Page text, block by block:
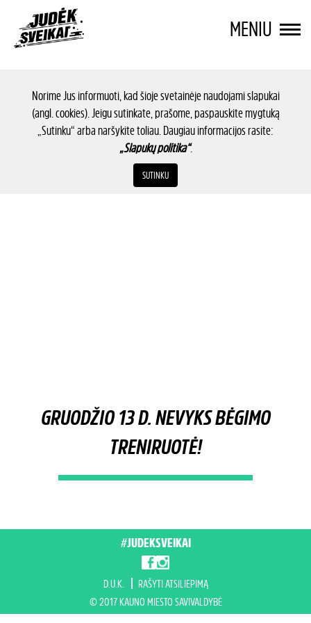
MENIU
Norime Jus informuoti, kad šioje svetainėje naudojami slapukai
(angl. cookies). Jeigu sutinkate, prašome, paspauskite mygtuką
„Sutinku“ arba naršykite toliau. Daugiau informacijos rasite:
„Slapukų politika“.
SUTINKU
GRUODŽIO 13 D. NEVYKS BĖGIMO
TRENIRUOTĖ!
#JUDEKSVEIKAI
D.U.K.
RAŠYTI ATSILIEPIMĄ
© 2017 KAUNO MIESTO SAVIVALDYBĖ